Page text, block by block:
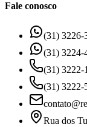
Fale conosco
(31) 3226-
(31) 3224-
(31) 3222-
(31) 3222-
Rua dos